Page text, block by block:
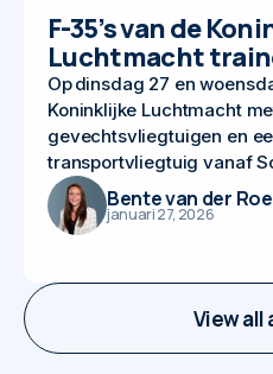
View all
F-35’s van de
Luchtmacht
Op dinsdag 27 en
Koninklijke Luchtmacht
gevechtsvliegtuigen en
transportvliegtuig vanaf
Bente van der
januari 27, 2026